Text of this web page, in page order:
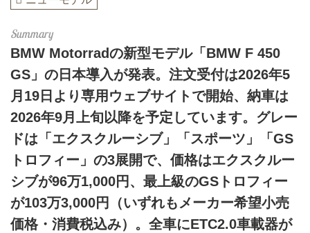
BMW Motorradの新型モデル「BMW F 450
GS」の日本導入が発表。注文受付は2026年5
月19日より専用ウェブサイトで開始、納車は
2026年9月上旬以降を予定しています。グレー
ドは「エクスクルーシブ」「スポーツ」「GS
トロフィー」の3展開で、価格はエクスクルー
シブが96万1,000円、最上級のGSトロフィー
が103万3,000円（いずれもメーカー希望小売
価格・消費税込み）。全車にETC2.0車載器が